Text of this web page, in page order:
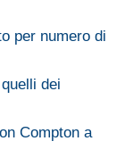
per numero di
dei
Compton a